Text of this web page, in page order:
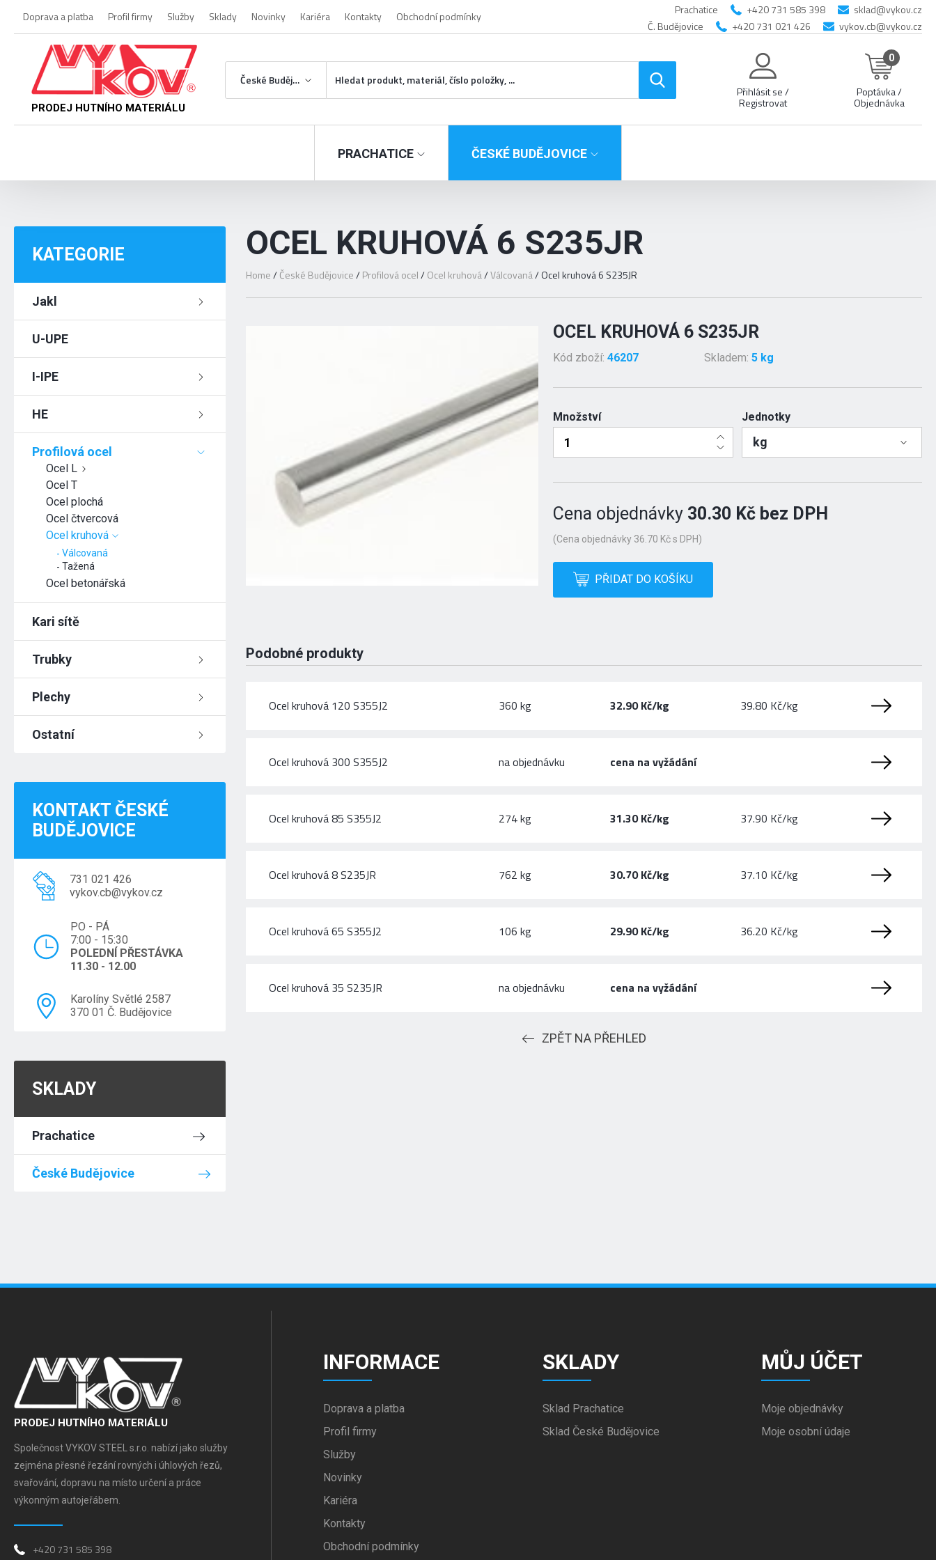
Doprava a platba Profil firmy Služby Sklady Novinky Kariéra Kontakty Obchodní podmínky Prachatice +420 731 585 398
sklad@vykov.cz
Č. Budějovice
+420 731 021 426 vykov.cb@vykov.cz
PRODEJ HUTNÍHO MATERIÁLU
České Budějovice
Přihlásit se /
Registrovat
0
Poptávka /
Objednávka
PRACHATICE ČESKÉ BUDĚJOVICE
KATEGORIE
Jakl
U-UPE
I-IPE
HE
Profilová ocel
Ocel L
Ocel T
Ocel plochá
Ocel čtvercová
Ocel kruhová
Válcovaná
Tažená
Ocel betonářská
Kari sítě
Trubky
Plechy
Ostatní
KONTAKT ČESKÉ
BUDĚJOVICE
731 021 426
vykov.cb@vykov.cz
PO - PÁ
7:00 - 15:30
POLEDNÍ PŘESTÁVKA
11.30 - 12.00
Karolíny Světlé 2587
370 01 Č. Budějovice
SKLADY
Prachatice
České Budějovice
OCEL KRUHOVÁ 6 S235JR
Home/ České Budějovice/ Profilová ocel/ Ocel kruhová/Válcovaná/ Ocel kruhová 6 S235JR
OCEL KRUHOVÁ 6 S235JR
Kód zboží:46207 Skladem: 5 kg
Množství Jednotky
kg
Cena objednávky 30.30 Kč bez DPH
(Cena objednávky 36.70 Kč s DPH)
PŘIDAT DO KOŠÍKU
Podobné produkty
Ocel kruhová 120 S355J2 360 kg 32.90 Kč/kg 39.80 Kč/kg
Ocel kruhová 300 S355J2 na objednávku cena na vyžádání
Ocel kruhová 85 S355J2 274 kg 31.30 Kč/kg 37.90 Kč/kg
Ocel kruhová 8 S235JR 762 kg 30.70 Kč/kg 37.10 Kč/kg
Ocel kruhová 65 S355J2 106 kg 29.90 Kč/kg 36.20 Kč/kg
Ocel kruhová 35 S235JR na objednávku cena na vyžádání
ZPĚT NA PŘEHLED
PRODEJ HUTNÍHO MATERIÁLU
Společnost VYKOV STEEL s.r.o. nabízí jako služby
zejména přesné řezání rovných i úhlových řezů,
svařování, dopravu na místo určení a práce
výkonným autojeřábem.
+420 731 585 398
INFORMACE
Doprava a platba
Profil firmy
Služby
Novinky
Kariéra
Kontakty
Obchodní podmínky
SKLADY
Sklad Prachatice
Sklad České Budějovice
MŮJ ÚČET
Moje objednávky
Moje osobní údaje